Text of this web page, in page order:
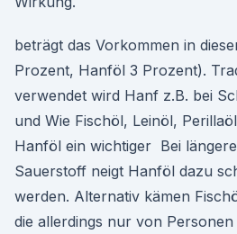
beträgt das Vorkommen in
Prozent, Hanföl 3 Prozent).
verwendet wird Hanf z.B. bei
und Wie Fischöl, Leinöl,
Hanföl ein wichtiger Bei
Sauerstoff neigt Hanföl dazu
werden. Alternativ kämen
die allerdings nur von Personen